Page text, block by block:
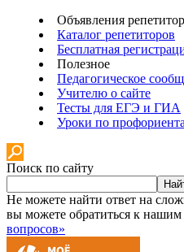
Объявления
Каталог репетиторов
Бесплатная
Полезное
Педагогическое
Учителю о сайте
Тесты для ЕГЭ и ГИА
Уроки по
Поиск по сайту
Не можете найти ответ на
вы можете обратиться к нашим
вопросов»